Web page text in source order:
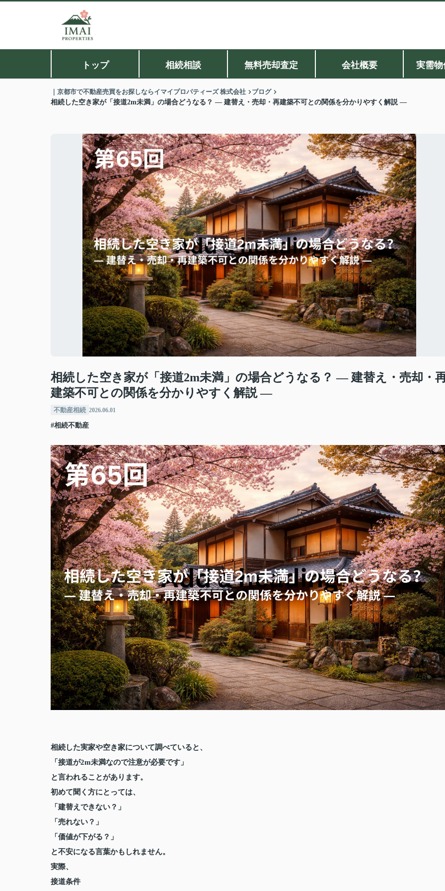
トップ 相続相談 無料売却査定 会社概要 実需
｜京都市で不動産売買をお探しならイマイプロパティーズ 株式会社
ブログ
相続した空き家が「接道2m未満」の場合どうなる？ ― 建替え・売却・再建築不可との関係を分かりやすく解説 ―
相続した空き家が「接道2m未満」の場合どうなる？ ― 建替え・売却・
建築不可との関係を分かりやすく解説 ―
不動産相続 2026.06.01
#相続不動産
相続した実家や空き家について調べていると、
「接道が2m未満なので注意が必要です」
と言われることがあります。
初めて聞く方にとっては、
「建替えできない？」
「売れない？」
「価値が下がる？」
と不安になる言葉かもしれません。
実際、
接道条件